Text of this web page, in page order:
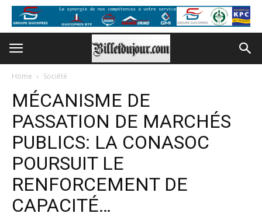
Home Société
MÉCANISME DE
PASSATION DE MARCHÉS
PUBLICS: LA CONASOC
POURSUIT LE
RENFORCEMENT DE
CAPACITÉ…